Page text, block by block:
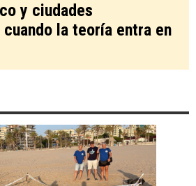
y ciudades
la teoría entra en